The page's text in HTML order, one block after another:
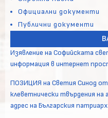
Официални документи
Публични документи
Изявление на Софийската
информация в интернет
ПОЗИЦИЯ на Светия Синод
клеветнически твърдения
адрес на Българския